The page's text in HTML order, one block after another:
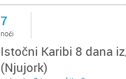
7
noći
Istočni Karibi 8 dana
(Njujork)